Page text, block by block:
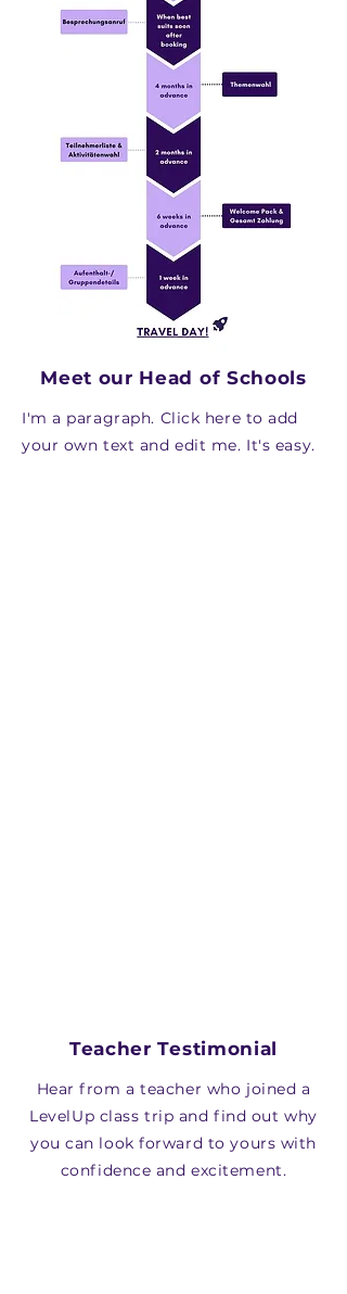
Meet our Head of Schools
I'm a paragraph. Click here to add
your own text and edit me. It's easy.
Teacher Testimonial
Hear from a teacher who joined a
LevelUp class trip and find out why
you can look forward to yours with
confidence and excitement.